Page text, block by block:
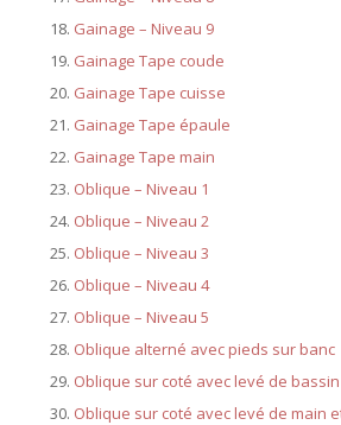
Gainage – Niveau 9
Gainage Tape coude
Gainage Tape cuisse
Gainage Tape épaule
Gainage Tape main
Oblique – Niveau 1
Oblique – Niveau 2
Oblique – Niveau 3
Oblique – Niveau 4
Oblique – Niveau 5
Oblique alterné avec pieds sur banc
Oblique sur coté avec levé de bassin
Oblique sur coté avec levé de main